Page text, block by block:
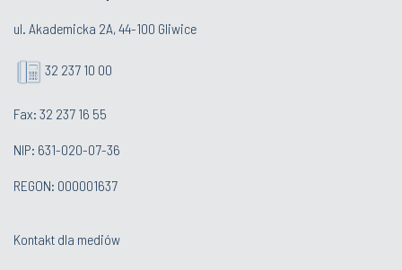
ul. Akademicka 2A, 44-100 Gliwice
32 237 10 00
Fax: 32 237 16 55
NIP: 631-020-07-36
REGON: 000001637
Kontakt dla mediów